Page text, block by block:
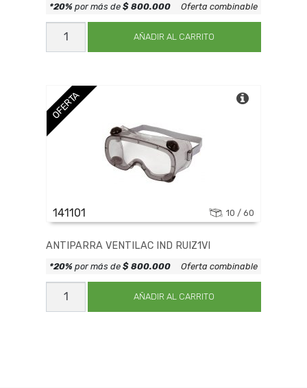
SEMIMASCARA
M6400GT
AÑADIR AL CARRITO
*20% por más de$ 800.000 Oferta combinable
OFERTA
141101 10 / 60
ANTIPARRA VENTILAC IND RUIZ1VI
ANTIPARRA
VENTILAC
AÑADIR AL CARRITO
*20% por más de$ 800.000 Oferta combinable